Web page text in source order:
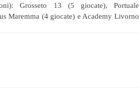
Grosseto 13 (5 giocate), Portuale
Maremma (4 giocate) e Academy Livorno